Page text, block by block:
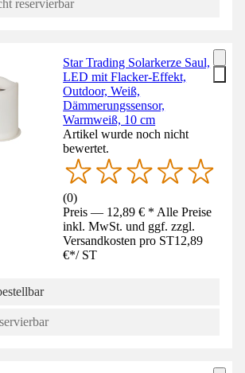
reservierbar
Star Trading Solarkerze Saul,
LED mit Flacker-Effekt,
Outdoor, Weiß,
Dämmerungssensor,
Warmweiß, 10 cm
Artikel wurde noch nicht
bewertet.
(0)
Preis — 12,89 € * Alle Preise
inkl. MwSt. und ggf. zzgl.
Versandkosten pro ST12,89
€*/ ST